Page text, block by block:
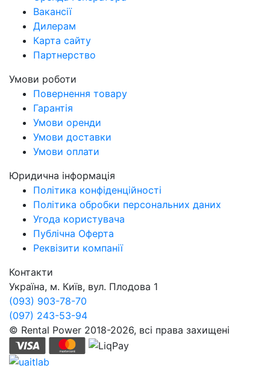
Вакансії
Дилерам
Карта сайту
Партнерство
Умови роботи
Повернення товару
Гарантія
Умови оренди
Умови доставки
Умови оплати
Юридична інформація
Політика конфіденційності
Політика обробки персональних даних
Угода користувача
Публічна Оферта
Реквізити компанії
Контакти
Україна, м. Київ, вул. Плодова 1
(093) 903-78-70
(097) 243-53-94
© Rental Power 2018-2026, всі права захищені